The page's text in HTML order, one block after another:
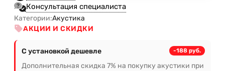
Консультация специалиста
Категории:Акустика
АКЦИИ И СКИДКИ
С установкой дешевле -188 руб.
Дополнительная скидка 7% на покупку акустики при